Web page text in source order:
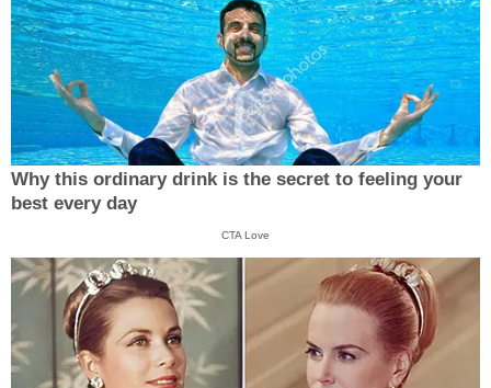
Why this ordinary drink is the secret to feeling your
best every day
CTA Love